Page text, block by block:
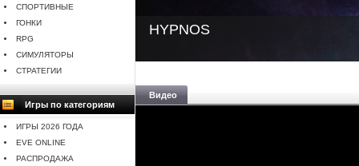
СПОРТИВНЫЕ
ГОНКИ
RPG
СИМУЛЯТОРЫ
СТРАТЕГИИ
Игры по категориям
ИГРЫ 2026 ГОДА
EVE ONLINE
РАСПРОДАЖА
HYPNOS
Видео